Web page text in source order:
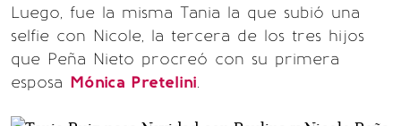
Luego, fue la misma Tania la que subió una
selfie con Nicole, la tercera de los tres hijos
que Peña Nieto procreó con su primera
esposa Mónica Pretelini.